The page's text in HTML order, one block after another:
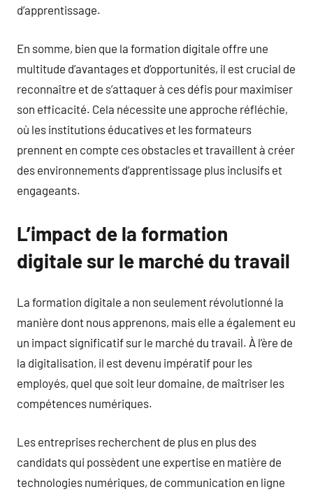
d’apprentissage.
En somme, bien que la formation digitale offre une
multitude d’avantages et d’opportunités, il est crucial de
reconnaître et de s’attaquer à ces défis pour maximiser
son efficacité. Cela nécessite une approche réfléchie,
où les institutions éducatives et les formateurs
prennent en compte ces obstacles et travaillent à créer
des environnements d’apprentissage plus inclusifs et
engageants.
L’impact de la formation
digitale sur le marché du travail
La formation digitale a non seulement révolutionné la
manière dont nous apprenons, mais elle a également eu
un impact significatif sur le marché du travail. À l’ère de
la digitalisation, il est devenu impératif pour les
employés, quel que soit leur domaine, de maîtriser les
compétences numériques.
Les entreprises recherchent de plus en plus des
candidats qui possèdent une expertise en matière de
technologies numériques, de communication en ligne